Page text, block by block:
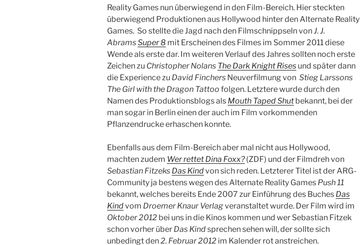
Reality Games nun überwiegend in den Film-Bereich. Hier steckten
überwiegend Produktionen aus Hollywood hinter den Alternate Reality
Games. So stellte die Jagd nach den Filmschnippseln vonJ. J.
AbramsSuper 8 mit Erscheinen des Filmes im Sommer 2011 diese
Wende als erste dar. Im weiteren Verlauf des Jahres sollten noch erste
Zeichen zu Christopher Nolans The Dark Knight Rises und später dann
die Experience zu David Finchers Neuverfilmung von Stieg Larssons
The Girl with the Dragon Tattoo folgen. Letztere wurde durch den
Namen des Produktionsblogs als Mouth Taped Shutbekannt, bei der
man sogar in Berlin einen der auch im Film vorkommenden
Pflanzendrucke erhaschen konnte.
Ebenfalls aus dem Film-Bereich aber mal nicht aus Hollywood,
machten zudem Wer rettet Dina Foxx?(ZDF) und der Filmdreh von
Sebastian Fitzeks Das Kindvon sich reden. Letzterer Titel ist der ARG-
Community ja bestens wegen des Alternate Reality Games Push 11
bekannt, welches bereits Ende 2007 zur Einführung des Buches Das
Kindvom Droemer Knaur Verlagveranstaltet wurde. Der Film wird im
Oktober 2012 bei uns in die Kinos kommen und wer Sebastian Fitzek
schon vorher über Das Kindsprechen sehen will, der sollte sich
unbedingt den2. Februar 2012 im Kalender rot anstreichen.